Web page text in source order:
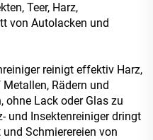
Teer, Harz,
von Autolacken und
reinigt effektiv Harz,
Rädern und
ohne Lack oder Glas zu
und Insektenreiniger dringt
Schmierereien von